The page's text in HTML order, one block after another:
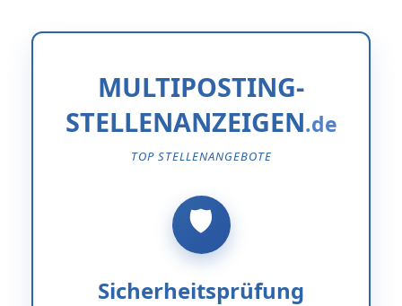
MULTIPOSTING-
STELLENANZEIGEN
TOP STELLENANGEBOTE
Sicherheitsprüfung